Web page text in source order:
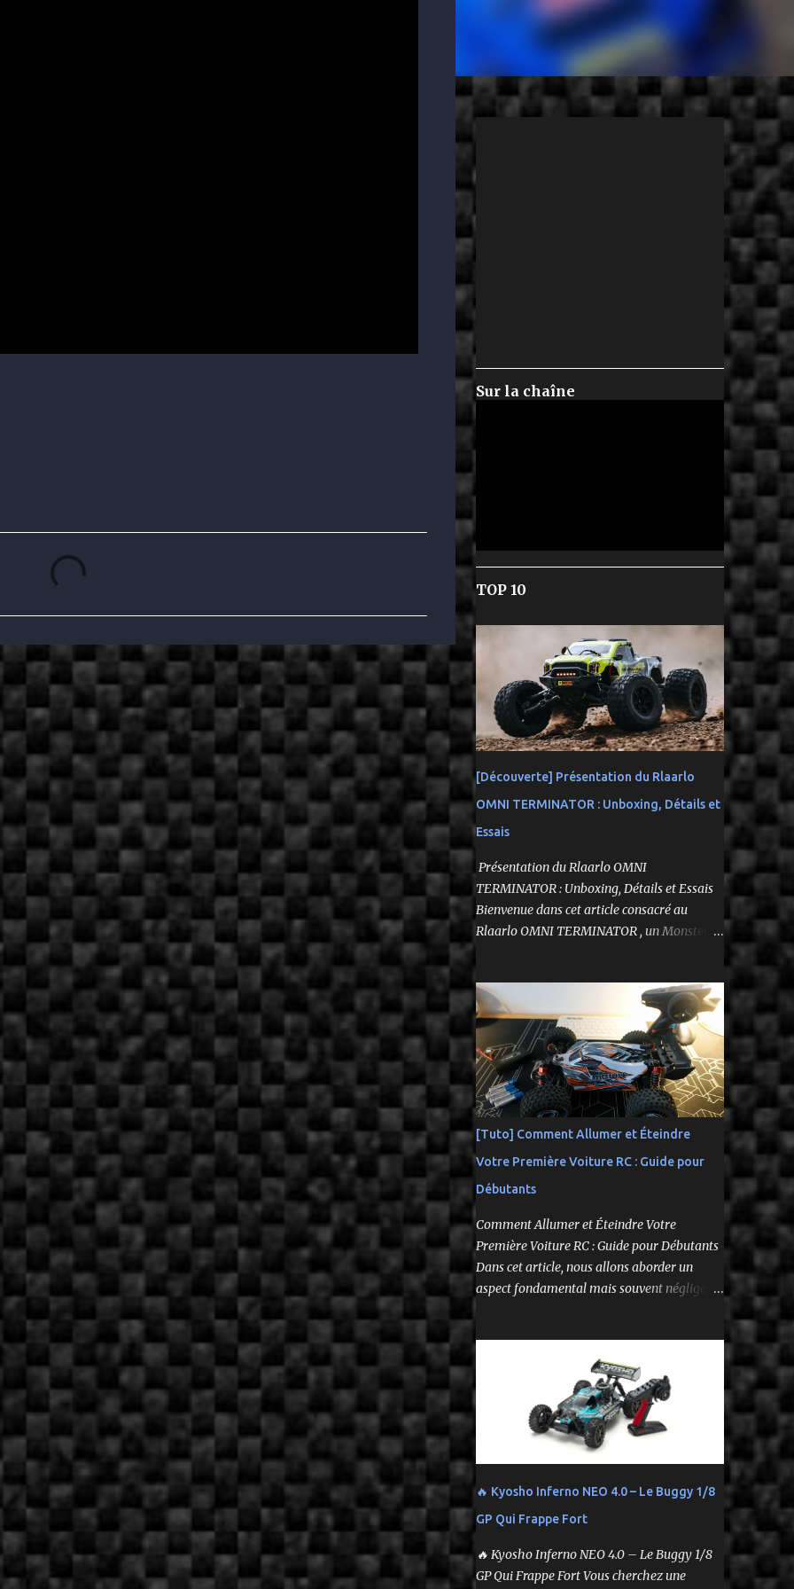
Sur la chaîne
TOP 10
[Découverte] Présentation du Rlaarlo
OMNI TERMINATOR : Unboxing, Détails et
Essais
Présentation du Rlaarlo OMNI
TERMINATOR : Unboxing, Détails et Essais
Bienvenue dans cet article consacré au
Rlaarlo OMNI TERMINATOR , un Monster
ses caractéristiques détaillées, les essais
pratiques, et bien sûr, une conclusion sur ses
performances et sa valeur. Ce modèle se
distingue par son prix attractif et ses
fonctionnalités intéressantes, et nous allons
examiner tout cela en profondeur. ---------
-------------------------------- Lien
affilié Aliexpress 👉​
https://s.click.aliexpress.com/e/_c3IM84VZ --
---------------------------------------
--
[Tuto] Comment Allumer et Éteindre
Votre Première Voiture RC : Guide pour
Débutants
Comment Allumer et Éteindre Votre
Première Voiture RC : Guide pour Débutants
Dans cet article, nous allons aborder un
aspect fondamental mais souvent négligé de
simple, mais une procédure incorrecte peut
entraîner des problèmes et gâcher votre
expérience. Suivez ces étapes pour vous
assurer que tout fonctionne sans accroc.
🔥 Kyosho Inferno NEO 4.0 – Le Buggy 1/8
GP Qui Frappe Fort
🔥 Kyosho Inferno NEO 4.0 – Le Buggy 1/8
GP Qui Frappe Fort Vous cherchez une